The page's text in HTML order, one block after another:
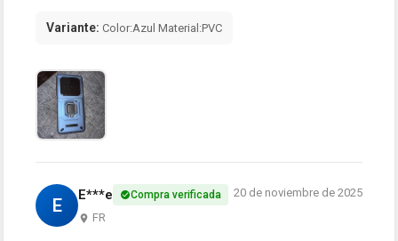
Variante: Color:Azul Material:PVC
E E***e Compra verificada
FR
20 de noviembre de 2025